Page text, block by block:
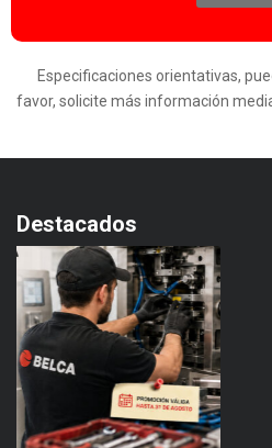
Especificaciones orientativas,
favor, solicite más información
Destacados